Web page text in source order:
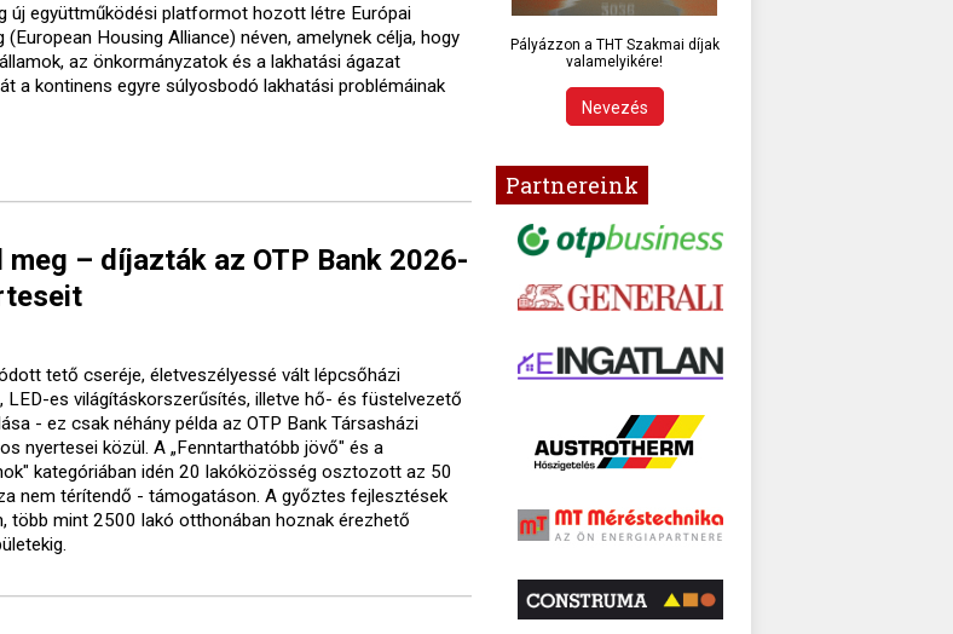
új együttműködési platformot hozott létre Európai
Housing Alliance) néven, amelynek célja, hogy
az önkormányzatok és a lakhatási ágazat
a kontinens egyre súlyosbodó lakhatási problémáinak
– díjazták az OTP Bank 2026-
tető cseréje, életveszélyessé vált lépcsőházi
LED-es világításkorszerűsítés, illetve hő- és füstelvezető
- ez csak néhány példa az OTP Bank Társasházi
nyertesei közül. A „Fenntarthatóbb jövő" és a
kategóriában idén 20 lakóközösség osztozott az 50
nem térítendő - támogatáson. A győztes fejlesztések
több mint 2500 lakó otthonában hoznak érezhető
Pályázzon a THT Szakmai díjak
valamelyikére!
Nevezés
Partnereink